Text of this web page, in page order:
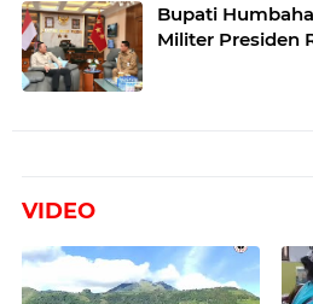
Bupati
Militer Presiden
VIDEO